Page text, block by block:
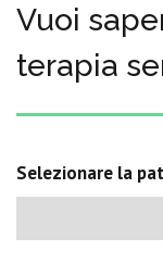
Vuoi
terapia
Selezionare la